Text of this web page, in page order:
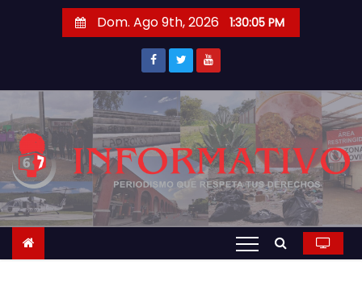
r
a
c
o
t
Dom. Ago 9th, 2026 1:30:06 PM